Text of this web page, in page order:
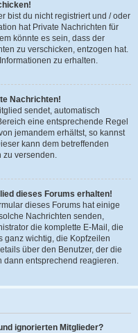
bist du nicht registriert und / oder
hat Private Nachrichten für
könnte es sein, dass der
zu verschicken, entzogen hat.
zu erhalten.
Nachrichten!
sendet, automatisch
eine entsprechende Regel
jemandem erhältst, so kannst
kann dem betreffenden
zu versenden.
dieses Forums erhalten!
dieses Forums hat einige
Nachrichten senden,
die komplette E-Mail, die
ganz wichtig, die Kopfzeilen
über den Benutzer, der die
dann entsprechend reagieren.
ignorierten Mitglieder?